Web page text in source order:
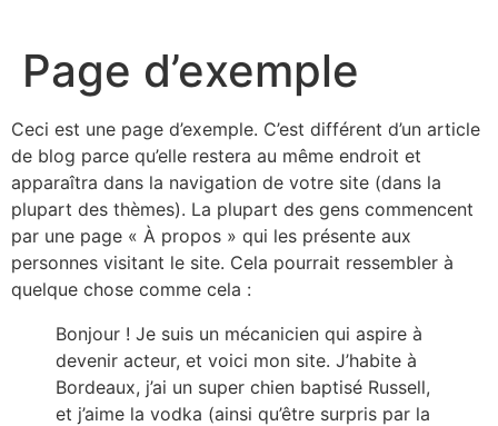
contenu
Page d’exemple
Ceci est une page d’exemple. C’est différent d’un article
de blog parce qu’elle restera au même endroit et
apparaîtra dans la navigation de votre site (dans la
plupart des thèmes). La plupart des gens commencent
par une page « À propos » qui les présente aux
personnes visitant le site. Cela pourrait ressembler à
quelque chose comme cela :
Bonjour ! Je suis un mécanicien qui aspire à
devenir acteur, et voici mon site. J’habite à
Bordeaux, j’ai un super chien baptisé Russell,
et j’aime la vodka (ainsi qu’être surpris par la